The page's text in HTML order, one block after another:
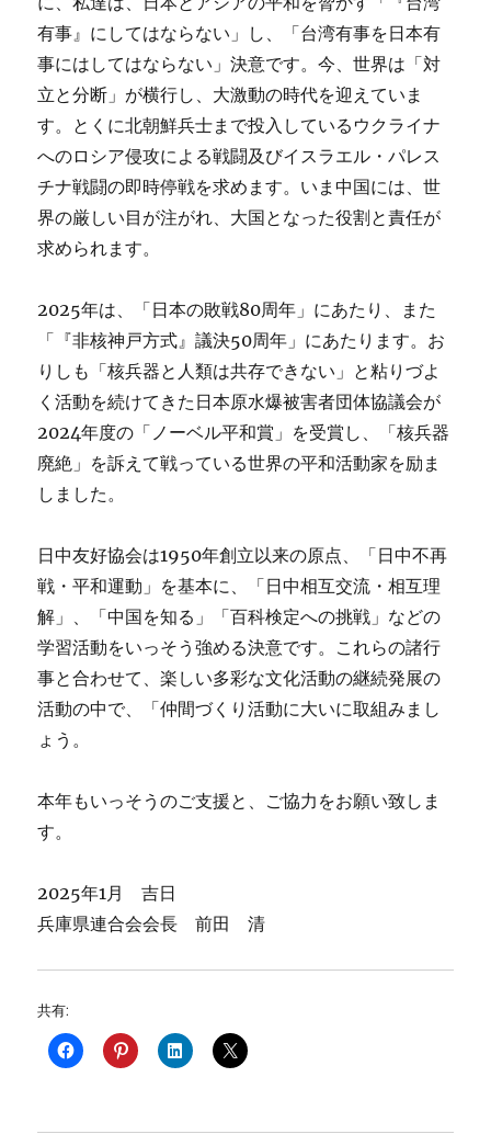
有事』にしてはならない」し、「台湾有事を日本有
事にはしてはならない」決意です。今、世界は「対
立と分断」が横行し、大激動の時代を迎えていま
す。とくに北朝鮮兵士まで投入しているウクライナ
へのロシア侵攻による戦闘及びイスラエル・パレス
チナ戦闘の即時停戦を求めます。いま中国には、世
界の厳しい目が注がれ、大国となった役割と責任が
求められます。
2025年は、「日本の敗戦80周年」にあたり、また
「『非核神戸方式』議決50周年」にあたります。お
りしも「核兵器と人類は共存できない」と粘りづよ
く活動を続けてきた日本原水爆被害者団体協議会が
2024年度の「ノーベル平和賞」を受賞し、「核兵器
廃絶」を訴えて戦っている世界の平和活動家を励ま
しました。
日中友好協会は1950年創立以来の原点、「日中不再
戦・平和運動」を基本に、「日中相互交流・相互理
解」、「中国を知る」「百科検定への挑戦」などの
学習活動をいっそう強める決意です。これらの諸行
事と合わせて、楽しい多彩な文化活動の継続発展の
活動の中で、「仲間づくり活動に大いに取組みまし
ょう。
本年もいっそうのご支援と、ご協力をお願い致しま
す。
2025年1月 吉日
兵庫県連合会会長 前田 清
共有: